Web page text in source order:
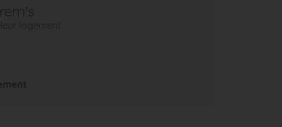
logement